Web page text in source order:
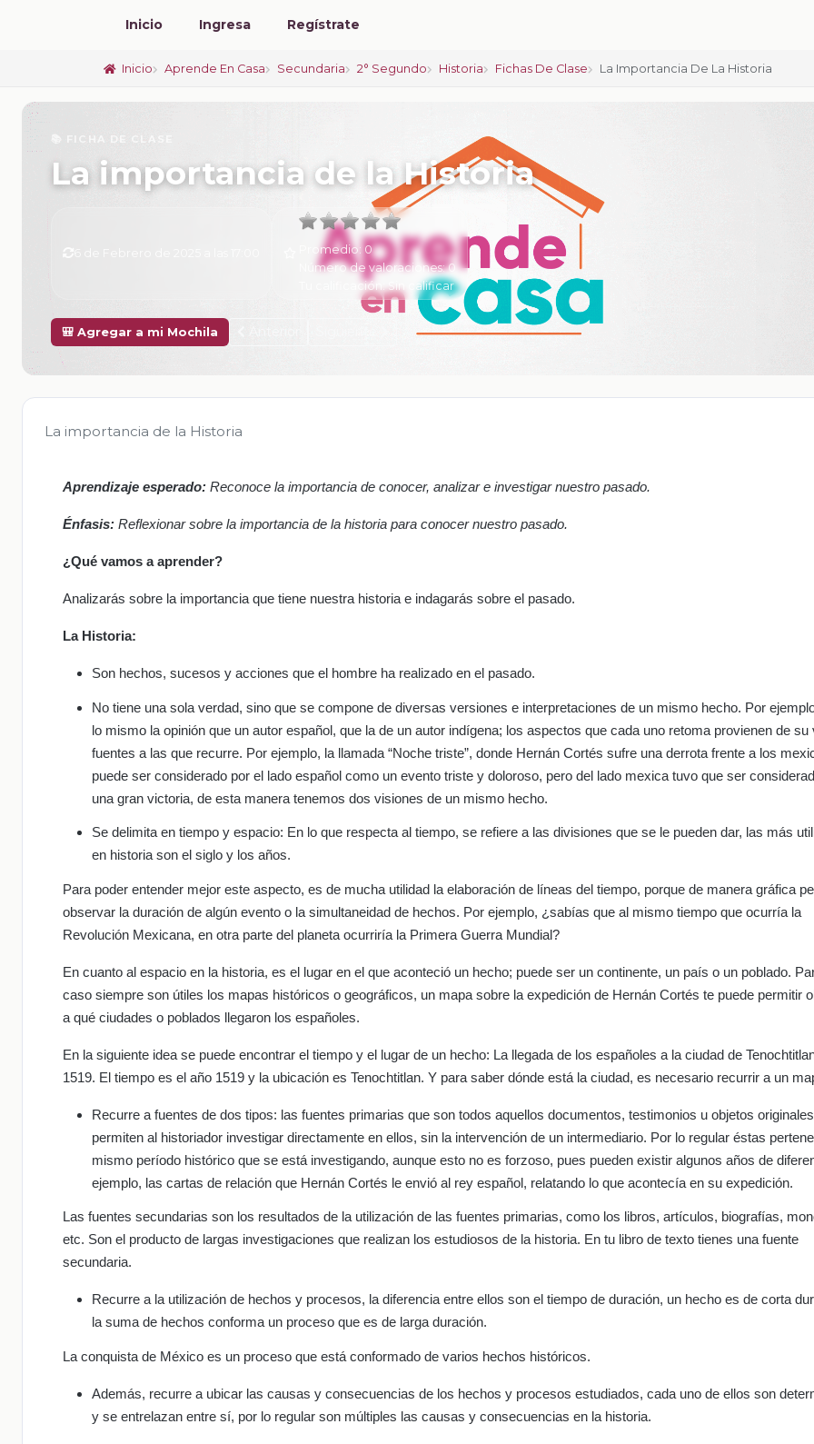
Inicio Ingresa Regístrate
Inicio Aprende En Casa Secundaria 2° Segundo Historia Fichas De Clase La Importancia De La Historia
📚 FICHA DE CLASE
La importancia de la Historia
Promedio: 0
Número de valoraciones:0
Tu calificación:Sin calificar
🎒 Agregar a mi Mochila
La importancia de la Historia
Aprendizaje esperado: Reconoce la importancia de conocer, analizar e investigar nuestro pasado.
Énfasis: Reflexionar sobre la importancia de la historia para conocer nuestro pasado.
¿Qué vamos a aprender?
Analizarás sobre la importancia que tiene nuestra historia e indagarás sobre el pasado.
La Historia:
Son hechos, sucesos y acciones que el hombre ha realizado en el pasado.
No tiene una sola verdad, sino que se compone de diversas versiones e interpretaciones de un mismo hecho. Por
lo mismo la opinión que un autor español, que la de un autor indígena; los aspectos que cada uno retoma provienen de su
fuentes a las que recurre. Por ejemplo, la llamada “Noche triste”, donde Hernán Cortés sufre una derrota frente a los
puede ser considerado por el lado español como un evento triste y doloroso, pero del lado mexica tuvo que ser
una gran victoria, de esta manera tenemos dos visiones de un mismo hecho.
Se delimita en tiempo y espacio: En lo que respecta al tiempo, se refiere a las divisiones que se le pueden dar, las más
en historia son el siglo y los años.
Para poder entender mejor este aspecto, es de mucha utilidad la elaboración de líneas del tiempo, porque de manera gráfica
observar la duración de algún evento o la simultaneidad de hechos. Por ejemplo, ¿sabías que al mismo tiempo que ocurría la
Revolución Mexicana, en otra parte del planeta ocurriría la Primera Guerra Mundial?
En cuanto al espacio en la historia, es el lugar en el que aconteció un hecho; puede ser un continente, un país o un poblado.
caso siempre son útiles los mapas históricos o geográficos, un mapa sobre la expedición de Hernán Cortés te puede permitir
a qué ciudades o poblados llegaron los españoles.
En la siguiente idea se puede encontrar el tiempo y el lugar de un hecho: La llegada de los españoles a la ciudad de
1519. El tiempo es el año 1519 y la ubicación es Tenochtitlan. Y para saber dónde está la ciudad, es necesario recurrir a un
Recurre a fuentes de dos tipos: las fuentes primarias que son todos aquellos documentos, testimonios u objetos
permiten al historiador investigar directamente en ellos, sin la intervención de un intermediario. Por lo regular éstas
mismo período histórico que se está investigando, aunque esto no es forzoso, pues pueden existir algunos años de
ejemplo, las cartas de relación que Hernán Cortés le envió al rey español, relatando lo que acontecía en su expedición.
Las fuentes secundarias son los resultados de la utilización de las fuentes primarias, como los libros, artículos, biografías,
etc. Son el producto de largas investigaciones que realizan los estudiosos de la historia. En tu libro de texto tienes una fuente
secundaria.
Recurre a la utilización de hechos y procesos, la diferencia entre ellos son el tiempo de duración, un hecho es de corta
la suma de hechos conforma un proceso que es de larga duración.
La conquista de México es un proceso que está conformado de varios hechos históricos.
Además, recurre a ubicar las causas y consecuencias de los hechos y procesos estudiados, cada uno de ellos son
y se entrelazan entre sí, por lo regular son múltiples las causas y consecuencias en la historia.